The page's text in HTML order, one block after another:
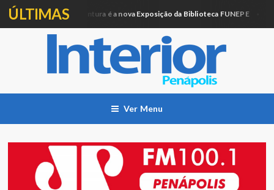
ÚLTIMAS
Artesanato e Pintura é a nova Exposição da Biblioteca FUNEPE
Ver Menu